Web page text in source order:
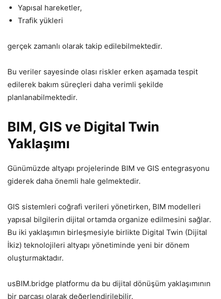
Yapısal hareketler,
Trafik yükleri
gerçek zamanlı olarak takip edilebilmektedir.
Bu veriler sayesinde olası riskler erken aşamada tespit
edilerek bakım süreçleri daha verimli şekilde
planlanabilmektedir.
BIM, GIS ve Digital Twin
Yaklaşımı
Günümüzde altyapı projelerinde BIM ve GIS entegrasyonu
giderek daha önemli hale gelmektedir.
GIS sistemleri coğrafi verileri yönetirken, BIM modelleri
yapısal bilgilerin dijital ortamda organize edilmesini sağlar.
Bu iki yaklaşımın birleşmesiyle birlikte Digital Twin (Dijital
İkiz) teknolojileri altyapı yönetiminde yeni bir dönem
oluşturmaktadır.
usBIM.bridge platformu da bu dijital dönüşüm yaklaşımının
bir parçası olarak değerlendirilebilir.